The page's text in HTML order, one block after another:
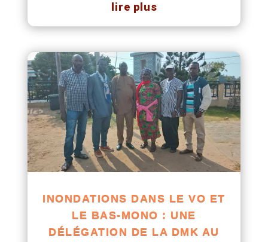
lire plus
INONDATIONS DANS LE VO ET
LE BAS-MONO : UNE
DÉLÉGATION DE LA DMK AU